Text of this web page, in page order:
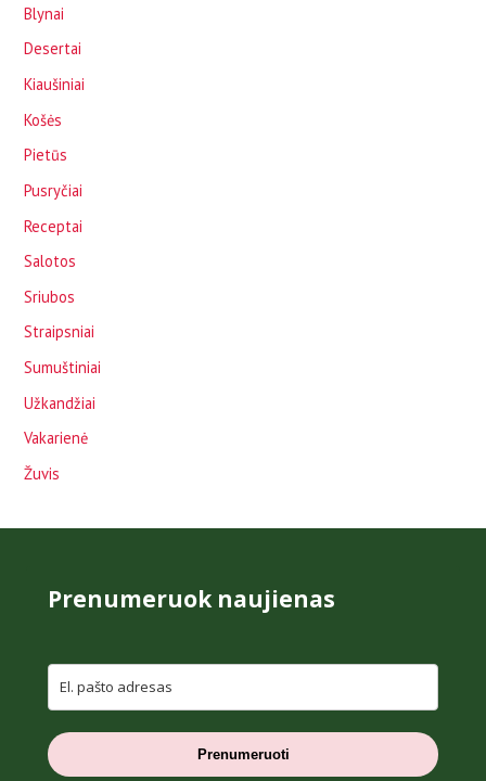
Blynai
Desertai
Kiaušiniai
Košės
Pietūs
Pusryčiai
Receptai
Salotos
Sriubos
Straipsniai
Sumuštiniai
Užkandžiai
Vakarienė
Žuvis
Prenumeruok naujienas
Prenumeruoti